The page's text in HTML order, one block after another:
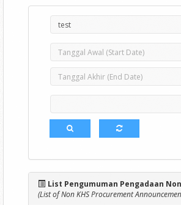
List Pengumuman Pengadaan Non
(List of Non KHS Procurement